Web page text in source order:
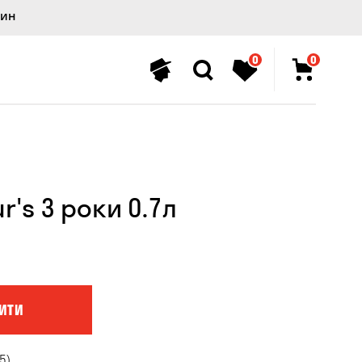
0 0
3 роки 0.7л